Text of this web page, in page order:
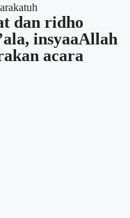
dan ridho
insyaaAllah
acara